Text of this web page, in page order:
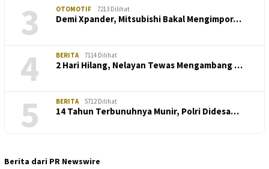
3 OTOMOTIF 7213 Dilihat
Demi Xpander, Mitsubishi Bakal Mengimpor…
4 BERITA 7114 Dilihat
2 Hari Hilang, Nelayan Tewas Mengambang …
5 BERITA 5712 Dilihat
14 Tahun Terbunuhnya Munir, Polri Didesa…
Berita dari PR Newswire